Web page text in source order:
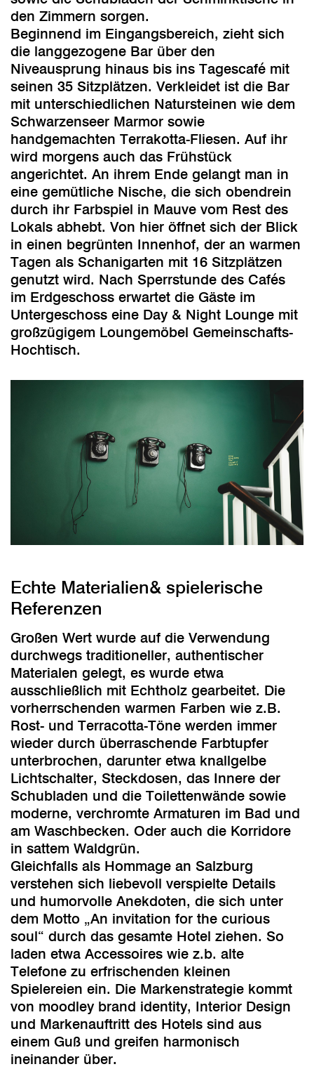
den Zimmern sorgen.
Beginnend im Eingangsbereich, zieht sich
die langgezogene Bar über den
Niveausprung hinaus bis ins Tagescafé mit
seinen 35 Sitzplätzen. Verkleidet ist die Bar
mit unterschiedlichen Natursteinen wie dem
Schwarzenseer Marmor sowie
handgemachten Terrakotta-Fliesen. Auf ihr
wird morgens auch das Frühstück
angerichtet. An ihrem Ende gelangt man in
eine gemütliche Nische, die sich obendrein
durch ihr Farbspiel in Mauve vom Rest des
Lokals abhebt. Von hier öffnet sich der Blick
in einen begrünten Innenhof, der an warmen
Tagen als Schanigarten mit 16 Sitzplätzen
genutzt wird. Nach Sperrstunde des Cafés
im Erdgeschoss erwartet die Gäste im
Untergeschoss eine Day & Night Lounge mit
großzügigem Loungemöbel Gemeinschafts-
Hochtisch.
Echte Materialien& spielerische
Referenzen
Großen Wert wurde auf die Verwendung
durchwegs traditioneller, authentischer
Materialen gelegt, es wurde etwa
ausschließlich mit Echtholz gearbeitet. Die
vorherrschenden warmen Farben wie z.B.
Rost- und Terracotta-Töne werden immer
wieder durch überraschende Farbtupfer
unterbrochen, darunter etwa knallgelbe
Lichtschalter, Steckdosen, das Innere der
Schubladen und die Toilettenwände sowie
moderne, verchromte Armaturen im Bad und
am Waschbecken. Oder auch die Korridore
in sattem Waldgrün.
Gleichfalls als Hommage an Salzburg
verstehen sich liebevoll verspielte Details
und humorvolle Anekdoten, die sich unter
dem Motto „An invitation for the curious
soul“ durch das gesamte Hotel ziehen. So
laden etwa Accessoires wie z.b. alte
Telefone zu erfrischenden kleinen
Spielereien ein. Die Markenstrategie kommt
von moodley brand identity, Interior Design
und Markenauftritt des Hotels sind aus
einem Guß und greifen harmonisch
ineinander über.